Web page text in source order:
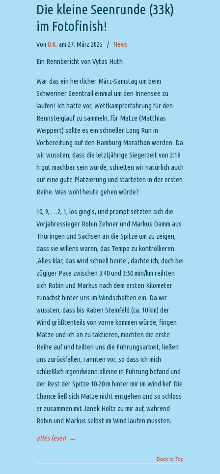
Die kleine Seenrunde (33k)
im Fotofinish!
Von U.K. am 27. März 2025 / News
Ein Rennbericht von Vytas Huth
War das ein herrlicher März-Samstag um beim
Schweriner Seentrail einmal um den Innensee zu
laufen! Ich hatte vor, Wettkampferfahrung für den
Rennsteiglauf zu sammeln, für Matze (Matthias
Weippert) sollte es ein schneller Long Run in
Vorbereitung auf den Hamburg Marathon werden. Da
wir wussten, dass die letztjährige Siegerzeit von 2:18
h gut machbar sein würde, schielten wir natürlich auch
auf eine gute Platzierung und starteten in der ersten
Reihe. Was wohl heute gehen würde?
10, 9, …2, 1, los ging’s, und prompt setzten sich die
Vorjahressieger Robin Zehner und Markus Damm aus
Thüringen und Sachsen an die Spitze um zu zeigen,
dass sie willens waren, das Tempo zu kontrollieren.
‚Alles klar, das wird schnell heute‘, dachte ich, doch bei
zügiger Pace zwischen 3:40 und 3:50 min/km reihten
sich Robin und Markus nach dem ersten Kilometer
zunächst hinter uns im Windschatten ein. Da wir
wussten, dass bis Raben Steinfeld (ca. 10 km) der
Wind größtenteils von vorne kommen würde, fingen
Matze und ich an zu taktieren, machten die erste
Reihe auf und teilten uns die Führungsarbeit, ließen
uns zurückfallen, rannten vor, so dass ich mich
schließlich irgendwann alleine in Führung befand und
der Rest der Spitze 10-20 m hinter mir im Wind lief. Die
Chance ließ sich Matze nicht entgehen und so schloss
er zusammen mit Janek Holtz zu mir auf, während
Robin und Markus selbst im Wind laufen mussten.
alles lesen →
Back to Top